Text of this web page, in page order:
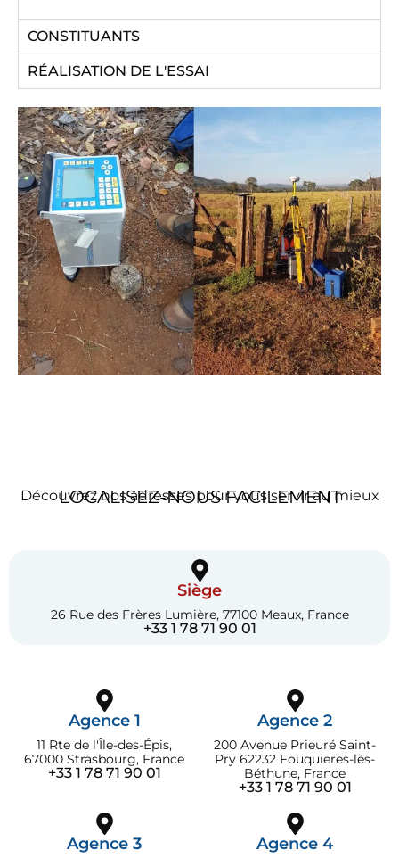
CONSTITUANTS
RÉALISATION DE L'ESSAI
LOCALISEZ-NOUS FACILEMENT
Découvrez nos adresses pour vous servir au mieux
Siège
26 Rue des Frères Lumière, 77100 Meaux, France
+33 1 78 71 90 01
Agence 1
11 Rte de l'Île-des-Épis,
67000 Strasbourg, France
+33 1 78 71 90 01
Agence 2
200 Avenue Prieuré Saint-
Pry 62232 Fouquieres-lès-
Béthune, France
+33 1 78 71 90 01
Agence 3 Agence 4